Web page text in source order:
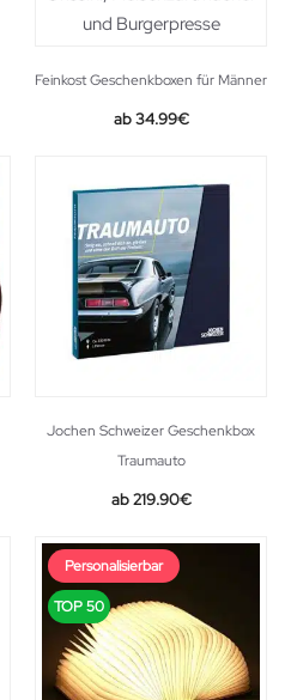
Feinkost Geschenkboxen für Männer
34.99€
Jochen Schweizer Geschenkbox
Traumauto
219.90€
Personalisierbar
TOP 50